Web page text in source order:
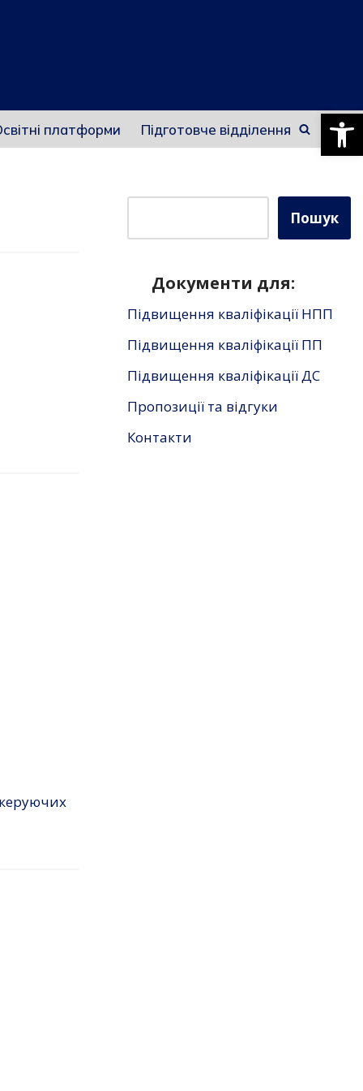
платформи Підготовче відділення
Пошук
Документи для:
Підвищення кваліфікації НПП
Підвищення кваліфікації ПП
Підвищення кваліфікації ДС
Пропозиції та відгуки
Контакти